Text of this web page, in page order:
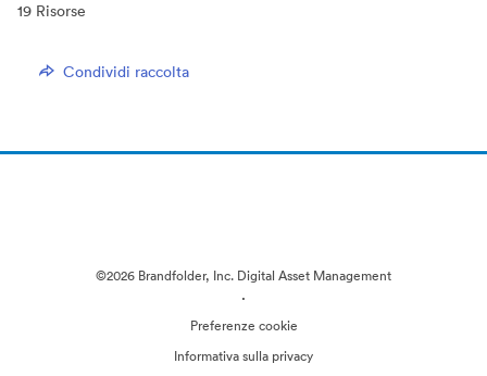
19 Risorse
Condividi raccolta
©2026 Brandfolder, Inc. Digital Asset Management
·
Preferenze cookie
Informativa sulla privacy